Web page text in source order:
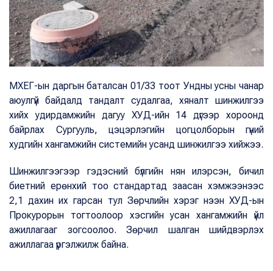
МХЕГ-ын даргын баталсан 01/33 тоот Ундны усны чанар
аюулгүй байдалд тандалт судалгаа, хяналт шинжилгээ
хийх удирдамжийн дагуу ХУД-ийн 14 дүгээр хороонд
байрлах Сургууль, цэцэрлэгийн цогцолборын гүний
худгийн хангамжийн системийн усанд шинжилгээ хийжээ.
Шинжилгээгээр гэдэсний бүлгийн нян илэрсэн, бичил
биетний ерөнхий тоо стандартад заасан хэмжээнээс
2,1 дахин их гарсан тул Зөрчлийн хэрэг нээн ХУД-ын
Прокурорын тогтоолоор хэсгийн усан хангамжийн үйл
ажиллагааг зогсоолоо. Зөрчил шалган шийдвэрлэх
ажиллагаа үргэлжилж байна.